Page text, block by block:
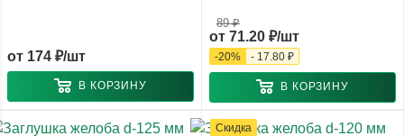
от 174 ₽/шт
В КОРЗИНУ
от 71.20 ₽/шт
89 ₽
-20% - 17.80 ₽
В КОРЗИНУ
Скидка